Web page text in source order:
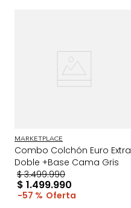
MARKETPLACE
Combo Colchón Euro Extra
Doble +Base Cama Gris
$ 3.499.990
$ 1.499.990
57 %